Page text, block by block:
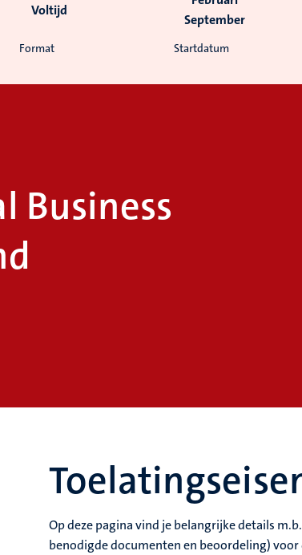
Format
Voltijd
Startdatum
September
Business
Op deze pagina vind je belangrijke details
benodigde documenten en beoordeling)